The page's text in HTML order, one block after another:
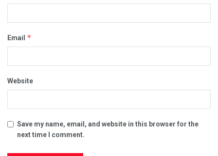
Email *
Website
Save my name, email, and website in this browser for the
next time I comment.